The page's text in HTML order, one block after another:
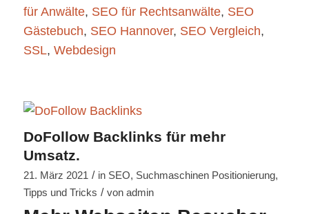
für Anwälte, SEO für Rechtsanwälte, SEO
Gästebuch, SEO Hannover, SEO Vergleich,
SSL, Webdesign
DoFollow Backlinks für mehr
Umsatz.
21. März 2021 / in SEO, Suchmaschinen Positionierung,
Tipps und Tricks / von admin